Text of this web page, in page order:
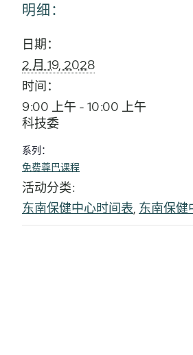
明细：
日期：
2 月 19, 2028
时间：
9:00 上午 - 10:00 上午
科技委
系列：
免费尊巴课程
活动分类:
东南保健中心时间表, 东南保健